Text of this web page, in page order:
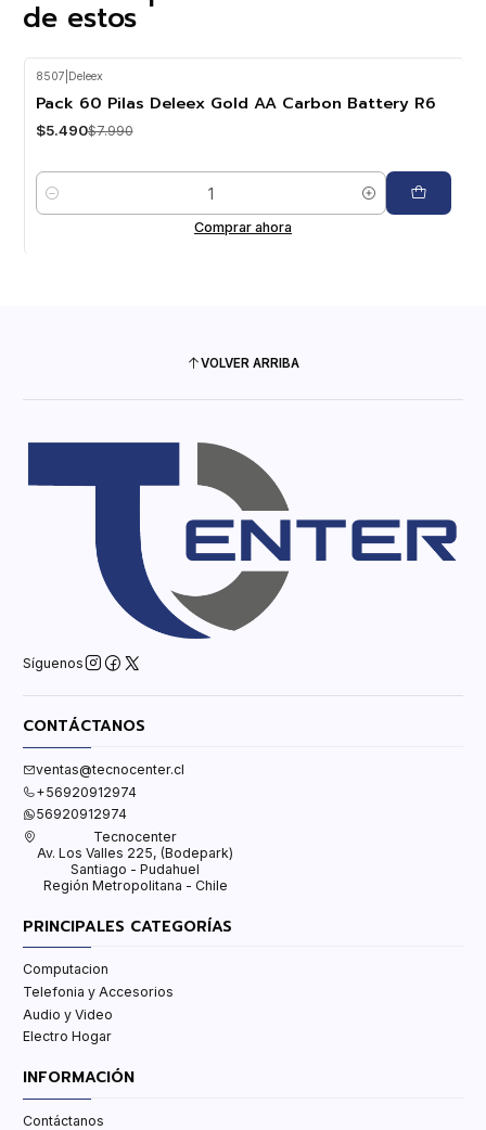
de estos
8507 Deleex
Pack 60 Pilas Deleex Gold AA Carbon Battery R6
$5.490$7.990
Cantidad
Comprar ahora
VOLVER ARRIBA
Síguenos
CONTÁCTANOS
ventas@tecnocenter.cl
+56920912974
56920912974
Tecnocenter
Av. Los Valles 225, (Bodepark)
Santiago - Pudahuel
Región Metropolitana - Chile
PRINCIPALES CATEGORÍAS
Computacion
Telefonia y Accesorios
Audio y Video
Electro Hogar
INFORMACIÓN
Contáctanos